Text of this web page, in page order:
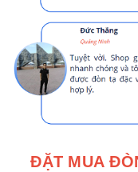
ĐẶT MUA